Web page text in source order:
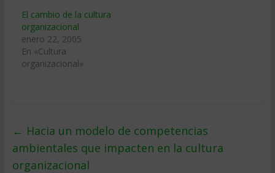
El cambio de la cultura
organizacional
enero 22, 2005
En «Cultura
organizacional»
← Hacia un modelo de competencias
ambientales que impacten en la cultura
organizacional